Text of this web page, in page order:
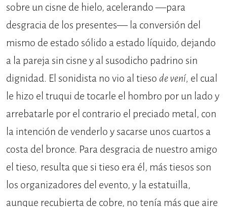
sobre un cisne de hielo, acelerando —para
desgracia de los presentes— la conversión del
mismo de estado sólido a estado líquido, dejando
a la pareja sin cisne y al susodicho padrino sin
dignidad. El sonidista no vio al tieso de vení, el cual
le hizo el truqui de tocarle el hombro por un lado y
arrebatarle por el contrario el preciado metal, con
la intención de venderlo y sacarse unos cuartos a
costa del bronce. Para desgracia de nuestro amigo
el tieso, resulta que si tieso era él, más tiesos son
los organizadores del evento, y la estatuilla,
aunque recubierta de cobre, no tenía más que aire